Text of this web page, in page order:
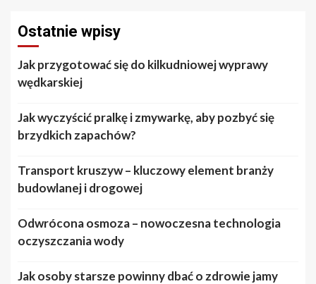
Ostatnie wpisy
Jak przygotować się do kilkudniowej wyprawy
wędkarskiej
Jak wyczyścić pralkę i zmywarkę, aby pozbyć się
brzydkich zapachów?
Transport kruszyw – kluczowy element branży
budowlanej i drogowej
Odwrócona osmoza – nowoczesna technologia
oczyszczania wody
Jak osoby starsze powinny dbać o zdrowie jamy